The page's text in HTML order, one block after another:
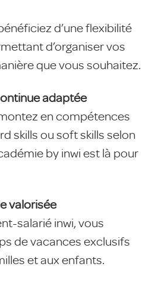
d’une flexibilité
d’organiser vos
que vous souhaitez.
adaptée
en compétences
skills ou soft skills selon
by inwi est là pour
valorisée
salarié inwi, vous
de vacances exclusifs
et aux enfants.